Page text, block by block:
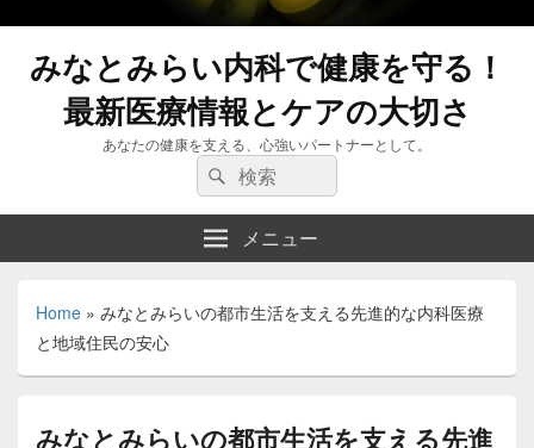
みなとみらい内科で健康を守る！
最新医療情報とケアの大切さ
あなたの健康を支える、心強いパートナーとして。
検
索:
検
索
メニュー
Home » みなとみらいの都市生活を支える先進的な内科医療
と地域住民の安心
みなとみらいの都市生活を支える先進